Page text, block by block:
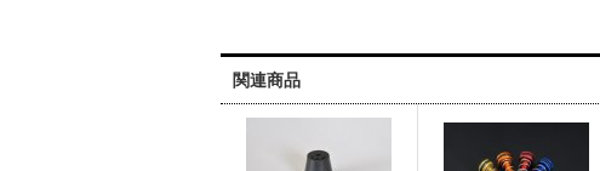
関連商品